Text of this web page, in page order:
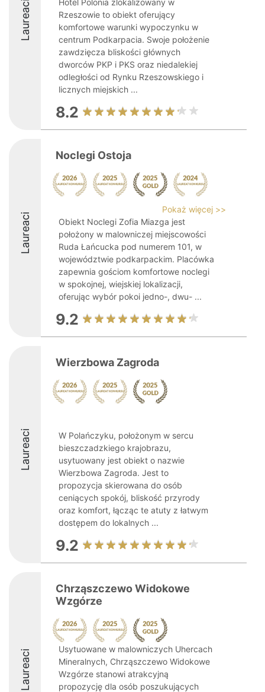
Laureaci
Hotel Polonia zlokalizowany w
Rzeszowie to obiekt oferujący
komfortowe warunki wypoczynku w
centrum Podkarpacia. Swoje położenie
zawdzięcza bliskości głównych
dworców PKP i PKS oraz niedalekiej
odległości od Rynku Rzeszowskiego i
licznych miejskich ...
8.2
Laureaci
Noclegi Ostoja
Pokaż więcej >>
Obiekt Noclegi Zofia Miazga jest
położony w malowniczej miejscowości
Ruda Łańcucka pod numerem 101, w
województwie podkarpackim. Placówka
zapewnia gościom komfortowe noclegi
w spokojnej, wiejskiej lokalizacji,
oferując wybór pokoi jedno-, dwu- ...
9.2
Laureaci
Wierzbowa Zagroda
W Polańczyku, położonym w sercu
bieszczadzkiego krajobrazu,
usytuowany jest obiekt o nazwie
Wierzbowa Zagroda. Jest to
propozycja skierowana do osób
ceniących spokój, bliskość przyrody
oraz komfort, łącząc te atuty z łatwym
dostępem do lokalnych ...
9.2
Laureaci
Chrząszczewo Widokowe
Wzgórze
Usytuowane w malowniczych Uhercach
Mineralnych, Chrząszczewo Widokowe
Wzgórze stanowi atrakcyjną
propozycję dla osób poszukujących